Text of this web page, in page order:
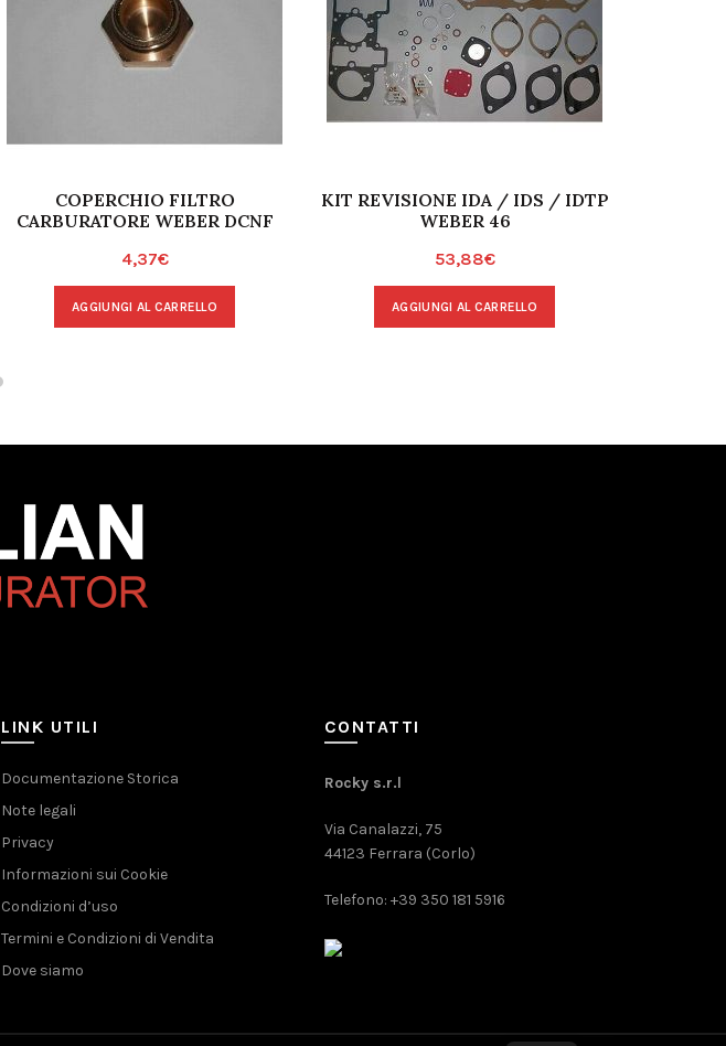
COPERCHIO FILTRO
CARBURATORE WEBER DCNF
4,37€
AGGIUNGI AL CARRELLO
KIT REVISIONE IDA / IDS / IDTP
WEBER 46
53,88€
AGGIUNGI AL CARRELLO
LINK UTILI
Documentazione Storica
Note legali
Privacy
Informazioni sui Cookie
Condizioni d’uso
Termini e Condizioni di Vendita
Dove siamo
CONTATTI
Rocky s.r.l
Via Canalazzi, 75
44123 Ferrara (Corlo)
Telefono: +39 350 181 5916